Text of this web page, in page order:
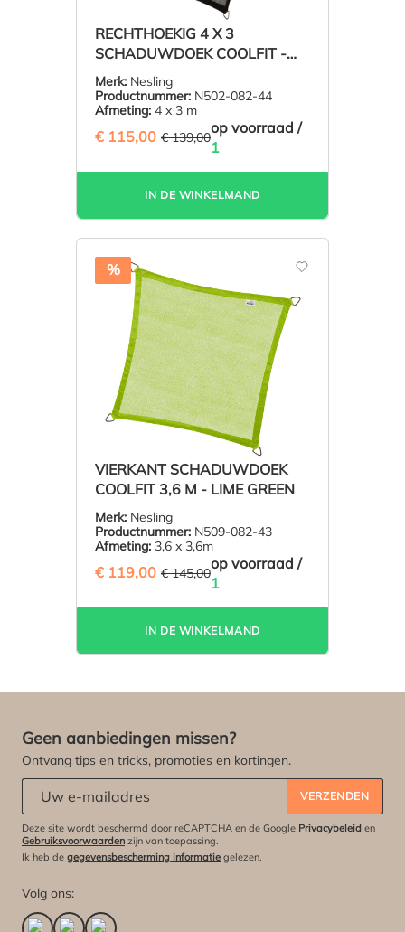
RECHTHOEKIG 4 X 3
SCHADUWDOEK COOLFIT -
ZWART
Merk: Nesling
Productnummer: N502-082-44
Afmeting: 4 x 3 m
€ 115,00 € 139,00(17.27% BESPAARD)
op voorraad /
1
IN DE WINKELMAND
%
VIERKANT SCHADUWDOEK
COOLFIT 3,6 M - LIME GREEN
Merk: Nesling
Productnummer: N509-082-43
Afmeting: 3,6 x 3,6m
€ 119,00 € 145,00(17.93% BESPAARD)
op voorraad /
1
IN DE WINKELMAND
Geen aanbiedingen missen?
Ontvang tips en tricks, promoties en kortingen.
VERZENDEN
Deze site wordt beschermd door reCAPTCHA en de Google Privacybeleid en
Gebruiksvoorwaarden zijn van toepassing.
Ik heb de gegevensbescherming informatie gelezen.
Volg ons: